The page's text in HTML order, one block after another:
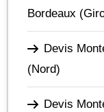
Bordeaux
Devis
(Nord)
Devis